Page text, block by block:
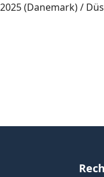
(Danemark) /